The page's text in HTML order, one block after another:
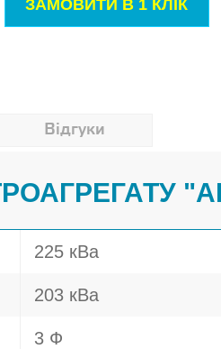
Відгуки
225 кВа
203 кВа
3 Ф